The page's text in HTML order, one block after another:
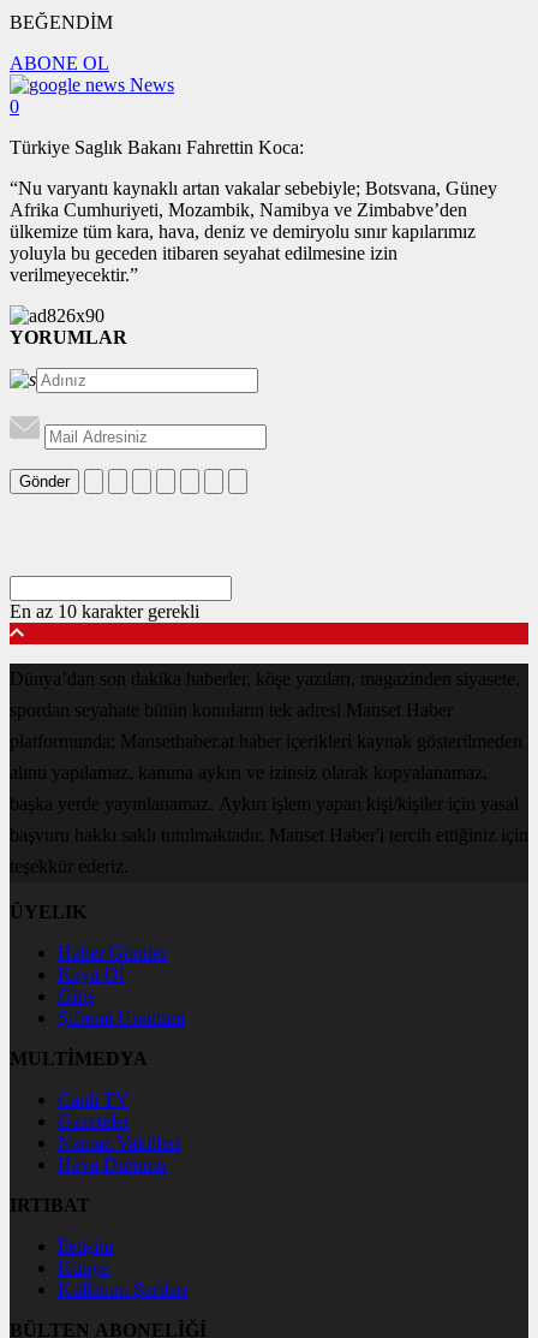
BEĞENDİM
ABONE OL
News
0
Türkiye Saglık Bakanı Fahrettin Koca:
“Nu varyantı kaynaklı artan vakalar sebebiyle; Botsvana, Güney
Afrika Cumhuriyeti, Mozambik, Namibya ve Zimbabve’den
ülkemize tüm kara, hava, deniz ve demiryolu sınır kapılarımız
yoluyla bu geceden itibaren seyahat edilmesine izin
verilmeyecektir.”
YORUMLAR
Gönder
En az 10 karakter gerekli
Dünya’dan son dakika haberler, köşe yazıları, magazinden siyasete,
spordan seyahate bütün konuların tek adresi Manset Haber
platformunda; Mansethaber.at haber içerikleri kaynak gösterilmeden
alıntı yapılamaz, kanuna aykırı ve izinsiz olarak kopyalanamaz,
başka yerde yayınlanamaz. Aykırı işlem yapan kişi/kişiler için yasal
başvuru hakkı saklı tutulmaktadır. Manset Haber'i tercih ettiğiniz için
teşekkür ederiz.
ÜYELIK
Haber Gönder
Kayıt Ol
Giriş
Şifremi Unuttum
MULTİMEDYA
Canlı TV
Gazeteler
Namaz Vakitleri
Hava Durumu
IRTIBAT
İletişim
Künye
Kullanım Şartları
BÜLTEN ABONELİĞİ